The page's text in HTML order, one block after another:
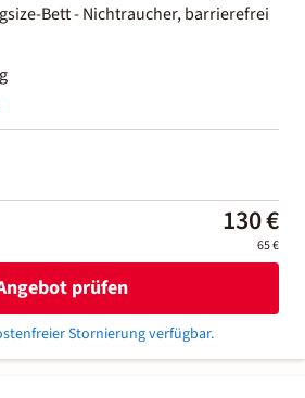
Bett - Nichtraucher, barrierefrei
130 €
65 €
prüfen
Stornierung verfügbar.